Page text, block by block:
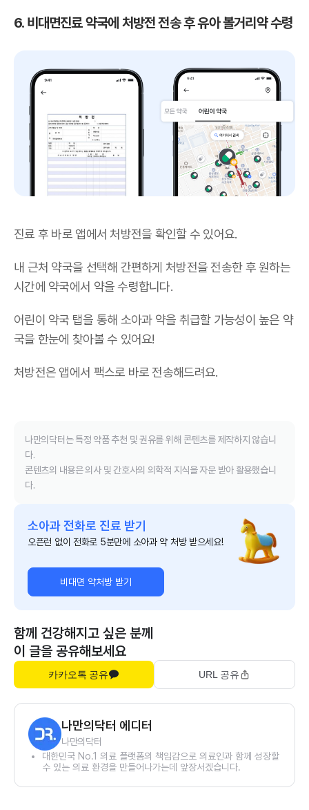
6. 비대면진료 약국에 처방전 전송 후 유아 볼거리약 수령
진료 후 바로 앱에서 처방전을 확인할 수 있어요.
내 근처 약국을 선택해 간편하게 처방전을 전송한 후 원하는
시간에 약국에서 약을 수령합니다.
어린이 약국 탭을 통해 소아과 약을 취급할 가능성이 높은 약
국을 한눈에 찾아볼 수 있어요!
처방전은 앱에서 팩스로 바로 전송해드려요.
나만의닥터는 특정 약품 추천 및 권유를 위해 콘텐츠를 제작하지 않습니
다.
콘텐츠의 내용은 의사 및 간호사의 의학적 지식을 자문 받아 활용했습니
다.
소아과 전화로 진료 받기
오픈런 없이 전화로 5분만에 소아과 약 처방 받으세요!
비대면 약처방 받기
함께 건강해지고 싶은 분께
이 글을 공유해보세요
카카오톡 공유 URL 공유
나만의닥터 에디터
나만의닥터
대한민국 No.1 의료 플랫폼의 책임감으로 의료인과 함께 성장할
수 있는 의료 환경을 만들어나가는데 앞장서겠습니다.